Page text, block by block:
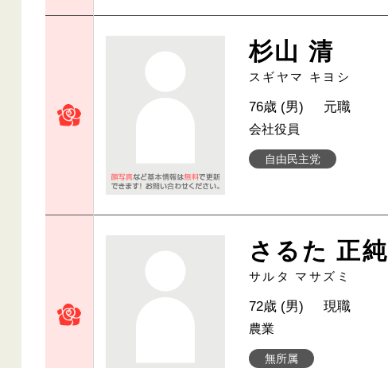
杉山 清
スギヤマ キヨシ
自由民主党
76歳 (男) 元職
会社役員
さるた 正純
サルタ マサズミ
無所属
72歳 (男) 現職
農業